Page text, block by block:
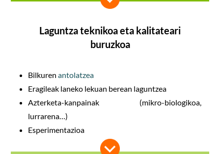
Laguntza teknikoa eta kalitateari
buruzkoa
Bilkurenantolatzea
Eragileak laneko lekuan berean laguntzea
Azterketa-kanpainak (mikro-biologikoa,
lurrarena…)
Esperimentazioa